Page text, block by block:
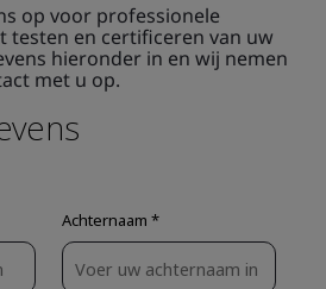
op voor professionele
testen en certificeren van uw
hieronder in en wij nemen
met u op.